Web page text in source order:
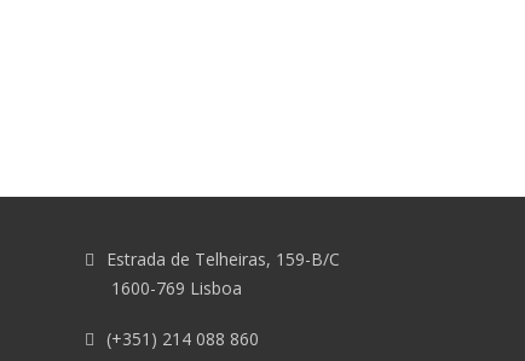
Estrada de Telheiras, 159-B/C
1600-769 Lisboa
(+351) 214 088 860